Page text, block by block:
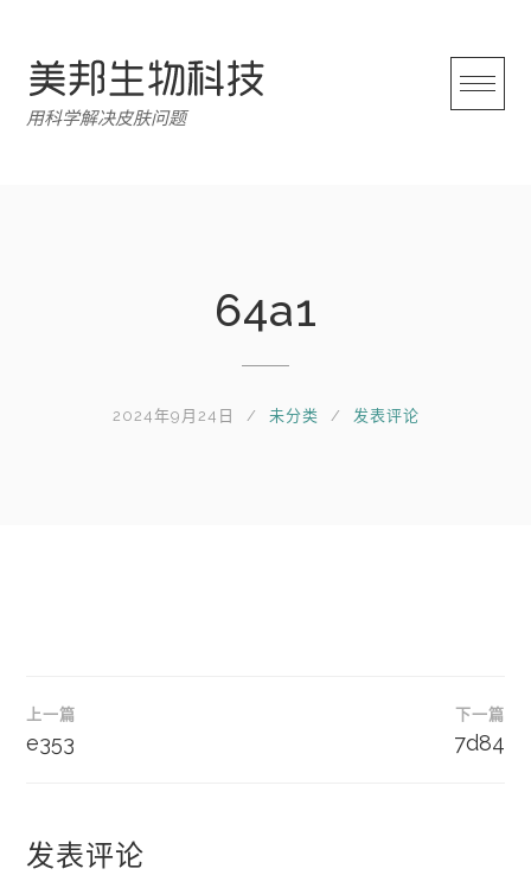
用科学解决皮肤问题
64a1
2024年9月24日 未分类 发表评论
文
章
航
上一篇
e353
下一篇
7d84
发表评论